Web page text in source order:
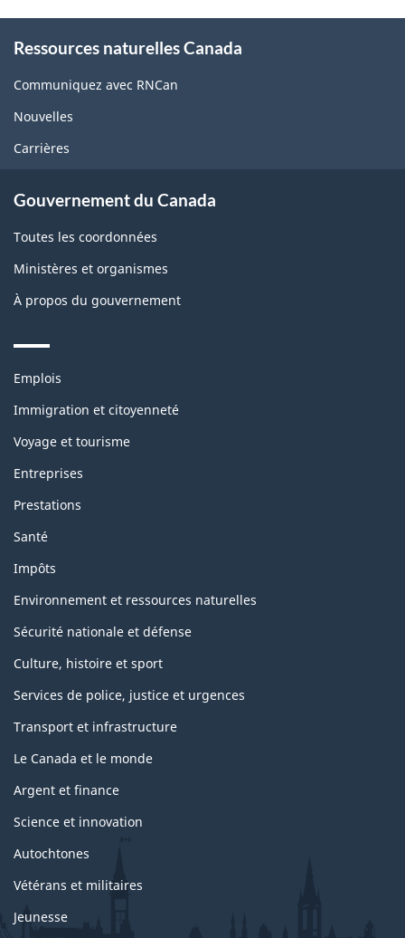
this
site
Ressources naturelles Canada
Communiquez avec RNCan
Nouvelles
Carrières
Gouvernement du Canada
Toutes les coordonnées
Ministères et organismes
À propos du gouvernement
Themes
topics
Emplois
Immigration et citoyenneté
Voyage et tourisme
Entreprises
Prestations
Santé
Impôts
Environnement et ressources naturelles
Sécurité nationale et défense
Culture, histoire et sport
Services de police, justice et urgences
Transport et infrastructure
Le Canada et le monde
Argent et finance
Science et innovation
Autochtones
Vétérans et militaires
Jeunesse